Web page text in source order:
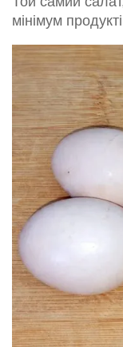
мінімум